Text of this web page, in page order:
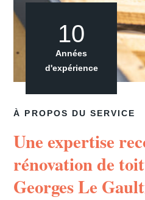
À PROPOS DU SERVICE
Une expertise
rénovation de
Georges Le
10
Années
d'expérience